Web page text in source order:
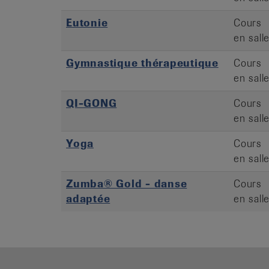
Eutonie
Cours
en salle
Gymnastique thérapeutique
Cours
en salle
QI-GONG
Cours
en salle
Yoga
Cours
en salle
Zumba® Gold - danse
adaptée
Cours
en salle